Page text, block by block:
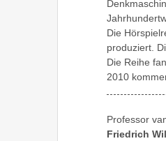
Die
produziert.
Die Reihe
2010
Professor
Friedrich